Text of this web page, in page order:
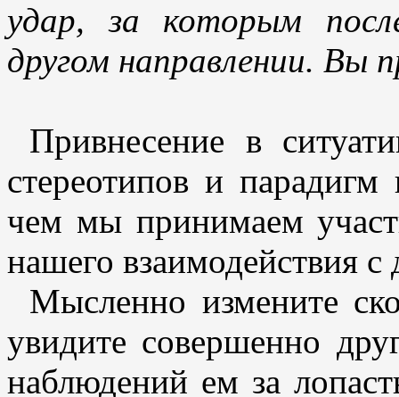
удар, за которым
другом направлении. Вы
Привнесение в
стереотипов и
чем мы принимаем
нашего взаимодействия
Мысленно измените
увидите совершенно
наблюдений ем за